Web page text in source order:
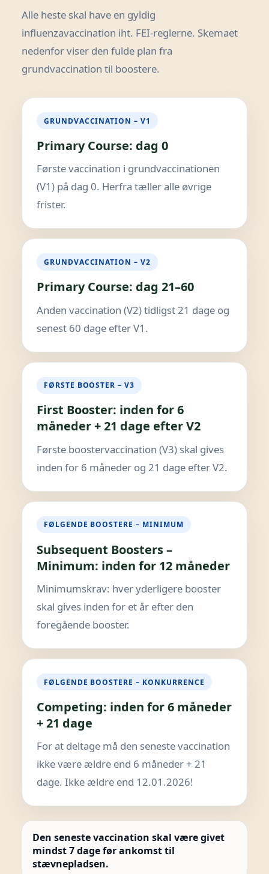
Alle heste skal have en gyldig
influenzavaccination iht. FEI-reglerne. Skemaet
nedenfor viser den fulde plan fra
grundvaccination til boostere.
GRUNDVACCINATION – V1
Primary Course: dag 0
Første vaccination i grundvaccinationen
(V1) på dag 0. Herfra tæller alle øvrige
frister.
GRUNDVACCINATION – V2
Primary Course: dag 21–60
Anden vaccination (V2) tidligst 21 dage og
senest 60 dage efter V1.
FØRSTE BOOSTER – V3
First Booster: inden for 6
måneder + 21 dage efter V2
Første boostervaccination (V3) skal gives
inden for 6 måneder og 21 dage efter V2.
FØLGENDE BOOSTERE – MINIMUM
Subsequent Boosters –
Minimum: inden for 12 måneder
Minimumskrav: hver yderligere booster
skal gives inden for et år efter den
foregående booster.
FØLGENDE BOOSTERE – KONKURRENCE
Competing: inden for 6 måneder
+ 21 dage
For at deltage må den seneste vaccination
ikke være ældre end 6 måneder + 21
dage. Ikke ældre end 12.01.2026!
Den seneste vaccination skal være givet
mindst 7 dage før ankomst til
stævnepladsen.